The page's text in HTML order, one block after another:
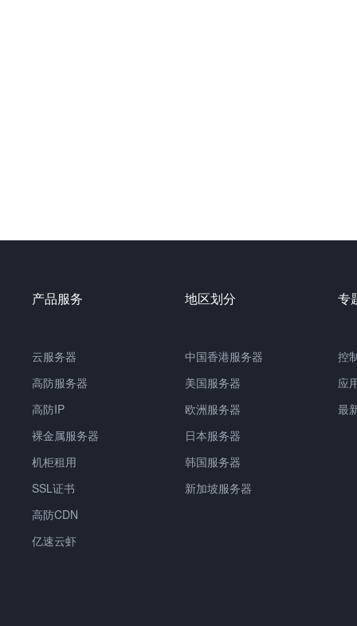
产品服务
云服务器
高防服务器
高防IP
裸金属服务器
机柜租用
SSL证书
高防CDN
亿速云虾
地区划分
中国香港服务器
美国服务器
欧洲服务器
日本服务器
韩国服务器
新加坡服务器
专
控
应
最